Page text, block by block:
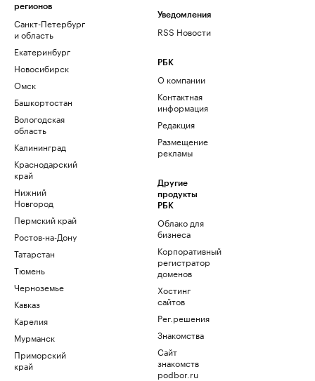
регионов
Санкт-Петербург
и область
Екатеринбург
Новосибирск
Омск
Башкортостан
Вологодская
область
Калининград
Краснодарский
край
Нижний
Новгород
Пермский край
Ростов-на-Дону
Татарстан
Тюмень
Черноземье
Кавказ
Карелия
Мурманск
Приморский
край
Уведомления
RSS Новости
РБК
О компании
Контактная
информация
Редакция
Размещение
рекламы
Другие
продукты
РБК
Облако для
бизнеса
Корпоративный
регистратор
доменов
Хостинг
сайтов
Рег.решения
Знакомства
Сайт
знакомств
podbor.ru